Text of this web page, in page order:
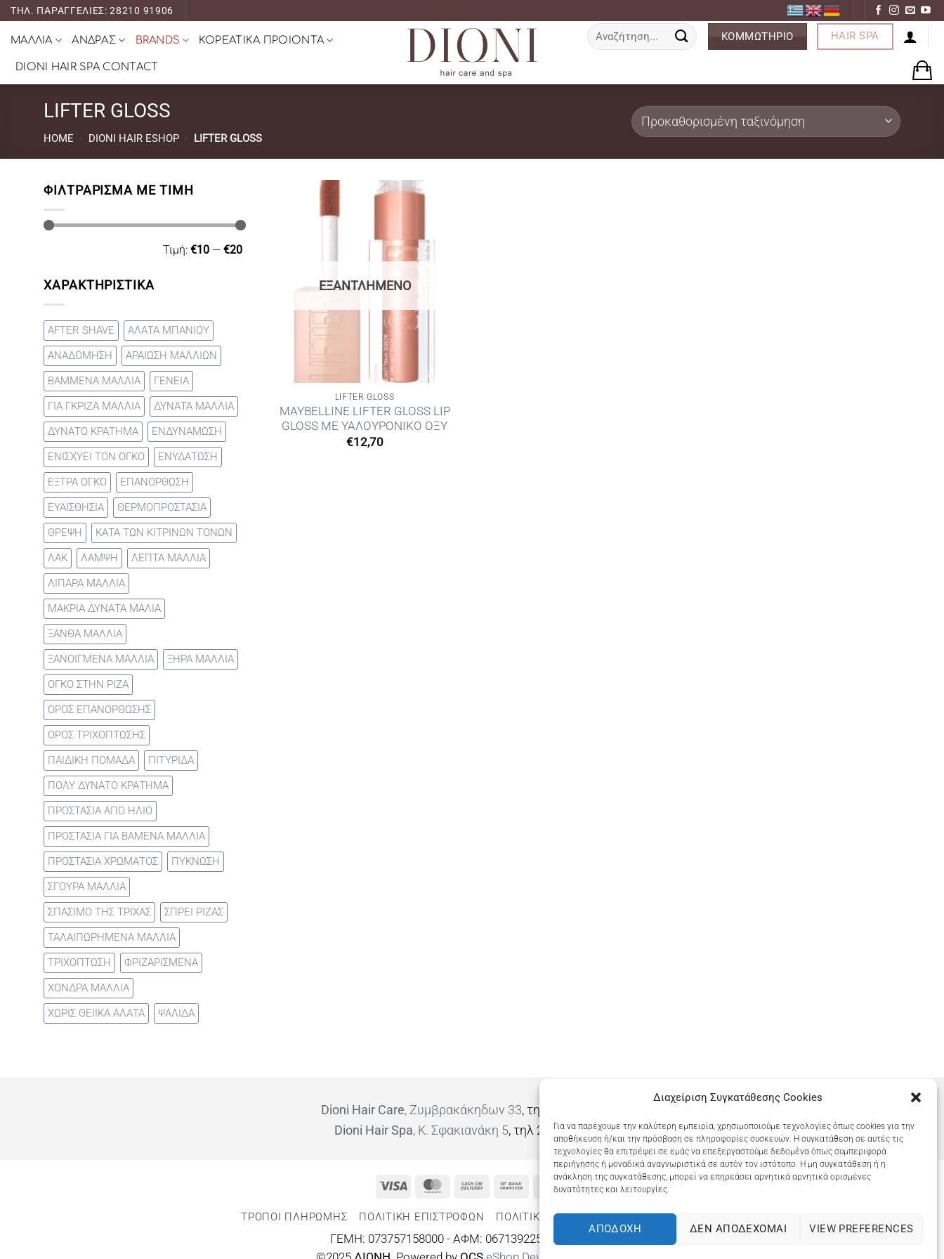
Διαχείριση Συγκατάθεσης Cookies
Για να παρέχουμε την καλύτερη εμπειρία, χρησιμοποιούμε τεχνολογίες όπως cookies για την
αποθήκευση ή/και την πρόσβαση σε πληροφορίες συσκευών. Η συγκατάθεση σε αυτές τις
τεχνολογίες θα επιτρέψει σε εμάς να επεξεργαστούμε δεδομένα όπως συμπεριφορά
περιήγησης ή μοναδικά αναγνωριστικά σε αυτόν τον ιστότοπο. Η μη συγκατάθεση ή η
ανάκληση της συγκατάθεσης, μπορεί να επηρεάσει αρνητικά αρνητικά ορισμένες
δυνατότητες και λειτουργίες.
ΑΠΟΔΟΧΉ ΔΕΝ ΑΠΟΔΈΧΟΜΑΙ VIEW PREFERENCES
Μετάβαση
ΤΗΛ. ΠΑΡΑΓΓΕΛΙΕΣ: 28210 91906
ΜΑΛΛΙΑ ΑΝΔΡΑΣ BRANDS ΚΟΡΕΑΤΙΚΑ ΠΡΟΙΟΝΤΑ
DIONI HAIR SPA CONTACT
Αναζήτηση
για:
ΚΟΜΜΩΤΗΡΙΟ HAIR SPA
LIFTER GLOSS
HOME - DIONI HAIR ESHOP - LIFTER GLOSS
ΦΙΛΤΡΆΡΙΣΜΑ ΜΕ ΤΙΜΉ
Τιμή: €10— €20
ΧΑΡΑΚΤΗΡΙΣΤΙΚΑ
AFTER SHAVE
ΑΛΑΤΑ ΜΠΑΝΙΟΥ
ΑΝΑΔΟΜΗΣΗ
ΑΡΑΙΩΣΗ ΜΑΛΛΙΩΝ
ΒΑΜΜΕΝΑ ΜΑΛΛΙΑ
ΓΕΝΕΙΑ
ΓΙΑ ΓΚΡΙΖΑ ΜΑΛΛΙΑ
ΔΥΝΑΤΑ ΜΑΛΛΙΑ
ΔΥΝΑΤΟ ΚΡΑΤΗΜΑ
ΕΝΔΥΝΑΜΩΣΗ
ΕΝΙΣΧΥΕΙ ΤΟΝ ΟΓΚΟ
ΕΝΥΔΑΤΩΣΗ
ΕΞΤΡΑ ΟΓΚΟ
ΕΠΑΝΟΡΘΩΣΗ
ΕΥΑΙΣΘΗΣΙΑ
ΘΕΡΜΟΠΡΟΣΤΑΣΙΑ
ΘΡΕΨΗ
ΚΑΤΑ ΤΩΝ ΚΙΤΡΙΝΩΝ ΤΟΝΩΝ
ΛΑΚ
ΛΑΜΨΗ
ΛΕΠΤΑ ΜΑΛΛΙΑ
ΛΙΠΑΡΑ ΜΑΛΛΙΑ
ΜΑΚΡΙΑ ΔΥΝΑΤΑ ΜΑΛΙΑ
ΞΑΝΘΑ ΜΑΛΛΙΑ
ΞΑΝΟΙΓΜΕΝΑ ΜΑΛΛΙΑ
ΞΗΡΑ ΜΑΛΛΙΑ
ΟΓΚΟ ΣΤΗΝ ΡΙΖΑ
ΟΡΟΣ ΕΠΑΝΟΡΘΩΣΗΣ
ΟΡΟΣ ΤΡΙΧΟΠΤΩΣΗΣ
ΠΑΙΔΙΚΗ ΠΟΜΑΔΑ
ΠΙΤΥΡΙΔΑ
ΠΟΛΥ ΔΥΝΑΤΟ ΚΡΑΤΗΜΑ
ΠΡΟΣΤΑΣΙΑ ΑΠΟ ΗΛΙΟ
ΠΡΟΣΤΑΣΙΑ ΓΙΑ ΒΑΜΕΝΑ ΜΑΛΛΙΑ
ΠΡΟΣΤΑΣΙΑ ΧΡΩΜΑΤΟΣ
ΠΥΚΝΩΣΗ
ΣΓΟΥΡΑ ΜΑΛΛΙΑ
ΣΠΑΣΙΜΟ ΤΗΣ ΤΡΙΧΑΣ
ΣΠΡΕΙ ΡΙΖΑΣ
ΤΑΛΑΙΠΩΡΗΜΕΝΑ ΜΑΛΛΙΑ
ΤΡΙΧΟΠΤΩΣΗ
ΦΡΙΖΑΡΙΣΜΕΝΑ
ΧΟΝΔΡΑ ΜΑΛΛΙΑ
ΧΩΡΙΣ ΘΕΙΙΚΑ ΑΛΑΤΑ
ΨΑΛΙΔΑ
ΕΞΑΝΤΛΗΜΈΝΟ
LIFTER GLOSS
MAYBELLINE LIFTER GLOSS LIP
GLOSS ΜΕ ΥΑΛΟΥΡΟΝΙΚΟ ΟΞΥ
€12,70
Dioni Hair Care, Ζυμβρακάκηδων 33, τηλ 28210 91906
Dioni Hair Spa, Κ. Σφακιανάκη 5, τηλ 28210 94712
Visa MasterCard
Cash
Delivery
Google
ΤΡΟΠΟΙ ΠΛΗΡΩΜΗΣ ΠΟΛΙΤΙΚΉ ΕΠΙΣΤΡΟΦΏΝ ΠΟΛΙΤΙΚΉ ΑΠΟΡΡΉΤΟΥ – COOKIES (ΕΕ)
ΓΕΜΗ: 073757158000 - ΑΦΜ: 067139225 ΔΟΥ:ΧΑΝΙΩΝ